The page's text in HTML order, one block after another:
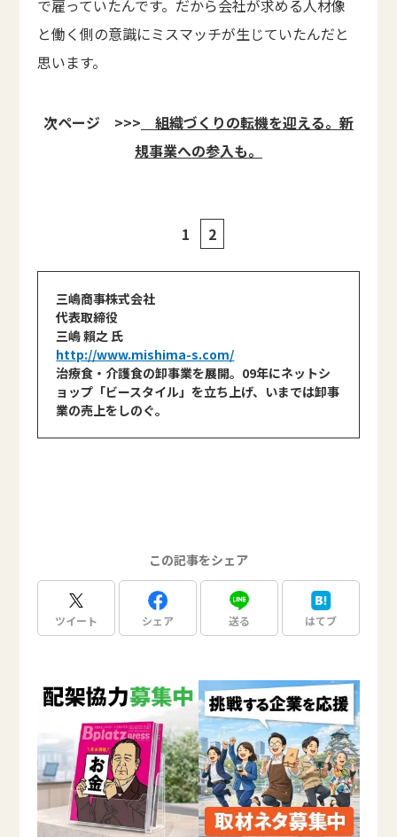
で雇っていたんです。だから会社が求める人材像
と働く側の意識にミスマッチが生じていたんだと
思います。
次ページ >>> 組織づくりの転機を迎える。新
規事業への参入も。
1 2
三嶋商事株式会社
代表取締役
三嶋 賴之 氏
http://www.mishima-s.com/
治療食・介護食の卸事業を展開。09年にネットシ
ョップ「ビースタイル」を立ち上げ、いまでは卸事
業の売上をしのぐ。
この記事をシェア
ツイート シェア 送る はてブ